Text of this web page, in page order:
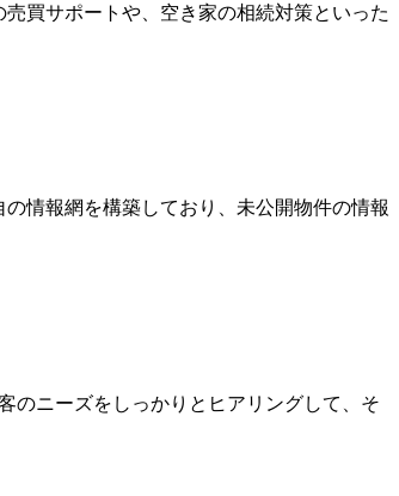
買サポートや、空き家の相続対策といった
情報網を構築しており、未公開物件の情報
のニーズをしっかりとヒアリングして、そ